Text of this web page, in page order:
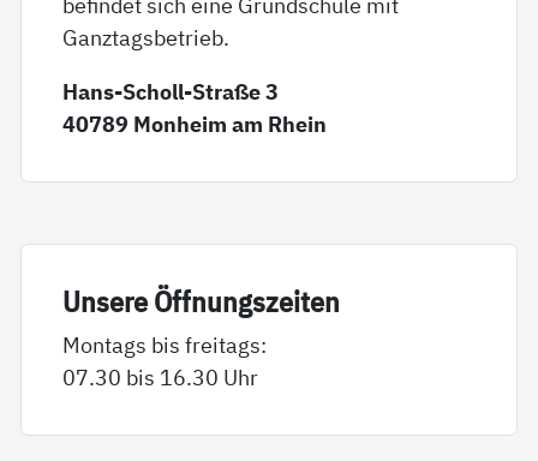
Ganztagsbetrieb.
Hans-Scholl-Straße 3
40789 Monheim am Rhein
Un­se­re Öff­nungs­zei­ten
Montags bis freitags:
07.30 bis 16.30 Uhr